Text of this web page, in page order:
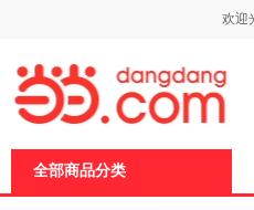
欢迎
全部商品分类
页